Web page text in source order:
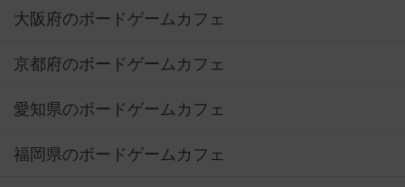
大阪府のボードゲームカフェ
京都府のボードゲームカフェ
愛知県のボードゲームカフェ
福岡県のボードゲームカフェ